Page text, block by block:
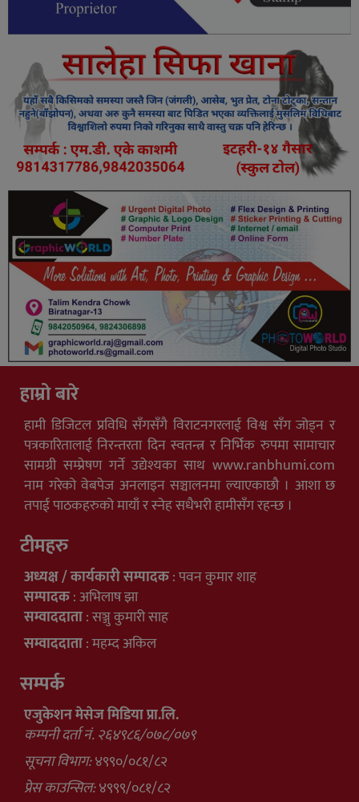
हाम्रो बारे
हामी डिजिटल प्रविधि सँगसँगै विराटनगरलाई विश्व सँग जोड्न र
पत्रकारितालाई निरन्तरता दिन स्वतन्त्र र निर्भिक रुपमा सामाचार
सामग्री सम्प्रेषण गर्ने उद्येश्यका साथ www.ranbhumi.com
नाम गरेको वेबपेज अनलाइन सञ्चालनमा ल्याएकाछौ । आशा छ
तपाई पाठकहरुको मायाँ र स्नेह सधैभरी हामीसँग रहन्छ ।
टीमहरु
अध्यक्ष / कार्यकारी सम्पादक: पवन कुमार शाह
सम्पादक: अभिलाष झा
सम्वाददाता: सञ्जु कुमारी साह
सम्वाददाता: महम्द अकिल
सम्पर्क
एजुकेशन मेसेज मिडिया प्रा.लि.
कम्पनी दर्ता नं. २६४९८६/०७८/०७९
सूचना विभाग:४९९०/०८१/८२
प्रेस काउन्सिल:४९९९/०८१/८२